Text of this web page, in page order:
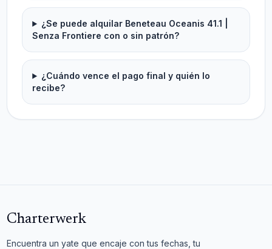
¿Se puede alquilar Beneteau Oceanis 41.1 |
Senza Frontiere con o sin patrón?
¿Cuándo vence el pago final y quién lo
recibe?
Charterwerk
Encuentra un yate que encaje con tus fechas, tu